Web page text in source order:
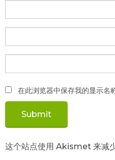
在此浏览器中保存我的显示名
这个站点使用 Akismet 来减少